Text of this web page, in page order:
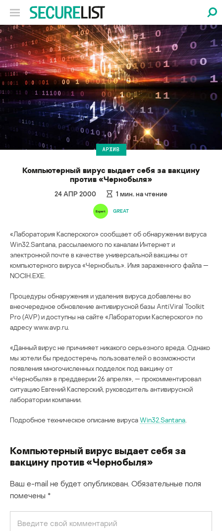
АРХИВ
Компьютерный вирус выдает себя за вакцину
против «Чернобыля»
24 АПР 2000 1 мин. на чтение
GREAT
«Лаборатория Касперского» сообщает об обнаружении вируса
Win32.Santana, рассылаемого по каналам Интернет и
электронной почте в качестве универсальной вакцины от
компьютерного вируса «Чернобыль». Имя зараженного файла —
NOCIH.EXE.
Процедуры обнаружения и удаления вируса добавлены во
внеочередное обновление антивирусной базы AntiViral Toolkit
Pro (AVP) и доступны на сайте «Лаборатории Касперского» по
адресу www.avp.ru.
«Данный вирус не причиняет никакого серьезного вреда. Однако
мы хотели бы предостеречь пользователей о возможности
появления многочисленных подделок под вакцину от
«Чернобыля» в преддверии 26 апреля», — прокомментировал
ситуацию Евгений Касперский, руководитель антивирусной
лаборатории компании.
Подробное техническое описание вирусаWin32.Santana
Компьютерный вирус выдает себя за
вакцину против «Чернобыля»
Ваш e-mail не будет опубликован. Обязательные поля
помечены *